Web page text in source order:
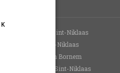
Bloemenwinkel Sint-Niklaas
Kamerplanten Sint-Niklaas
Tuincentrum Bornem
Dierenwinkel Sint-Niklaas